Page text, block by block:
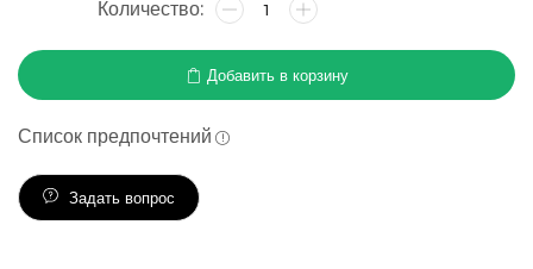
Добавить в корзину
Список предпочтений
Задать вопрос